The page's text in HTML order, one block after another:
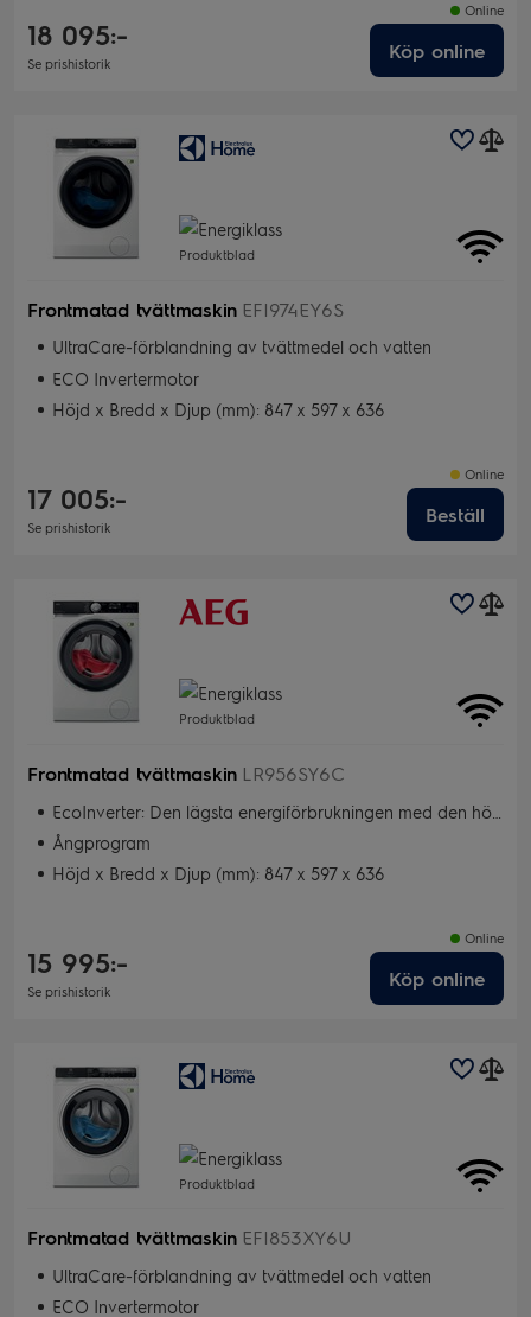
18 095:-
Se prishistorik
Online
Köp online
Produktblad
Frontmatad tvättmaskin EFI974EY6S
UltraCare-förblandning av tvättmedel och vatten
ECO Invertermotor
Höjd x Bredd x Djup (mm): 847 x 597 x 636
17 005:-
Se prishistorik
Online
Beställ
Produktblad
Frontmatad tvättmaskin LR956SY6C
EcoInverter: Den lägsta energiförbrukningen med den högsta prestandan och kvalitén
Ångprogram
Höjd x Bredd x Djup (mm): 847 x 597 x 636
15 995:-
Se prishistorik
Online
Köp online
Produktblad
Frontmatad tvättmaskin EFI853XY6U
UltraCare-förblandning av tvättmedel och vatten
ECO Invertermotor